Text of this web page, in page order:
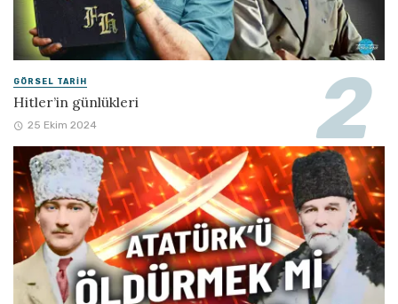
GÖRSEL TARIH
Hitler’in günlükleri
25 Ekim 2024